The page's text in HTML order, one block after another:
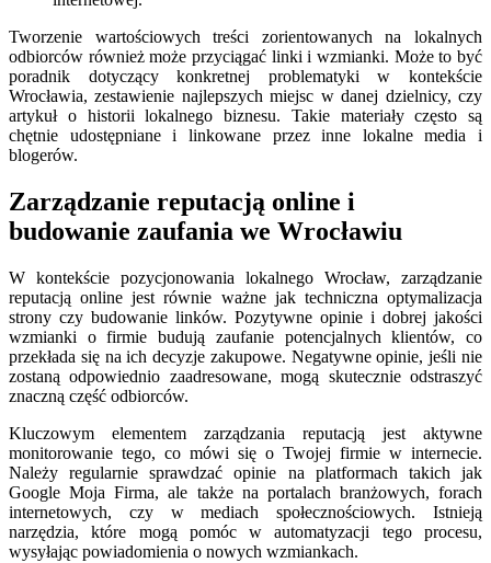
Tworzenie wartościowych treści zorientowanych na lokalnych
odbiorców również może przyciągać linki i wzmianki. Może to być
poradnik dotyczący konkretnej problematyki w kontekście
Wrocławia, zestawienie najlepszych miejsc w danej dzielnicy, czy
artykuł o historii lokalnego biznesu. Takie materiały często są
chętnie udostępniane i linkowane przez inne lokalne media i
blogerów.
Zarządzanie reputacją online i
budowanie zaufania we Wrocławiu
W kontekście pozycjonowania lokalnego Wrocław, zarządzanie
reputacją online jest równie ważne jak techniczna optymalizacja
strony czy budowanie linków. Pozytywne opinie i dobrej jakości
wzmianki o firmie budują zaufanie potencjalnych klientów, co
przekłada się na ich decyzje zakupowe. Negatywne opinie, jeśli nie
zostaną odpowiednio zaadresowane, mogą skutecznie odstraszyć
znaczną część odbiorców.
Kluczowym elementem zarządzania reputacją jest aktywne
monitorowanie tego, co mówi się o Twojej firmie w internecie.
Należy regularnie sprawdzać opinie na platformach takich jak
Google Moja Firma, ale także na portalach branżowych, forach
internetowych, czy w mediach społecznościowych. Istnieją
narzędzia, które mogą pomóc w automatyzacji tego procesu,
wysyłając powiadomienia o nowych wzmiankach.